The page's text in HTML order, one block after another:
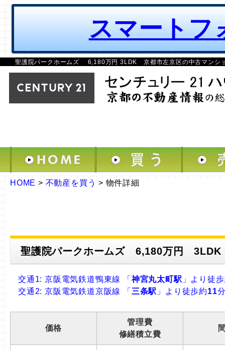
スマートフ
聖護院パークホームズ 6,180万円 3LDK 京都市左京区の中古マンシ
HOME > 不動産を買う > 物件詳細
聖護院パークホームズ 6,180万円 3LDK
交通1: 京阪電気鉄道鴨東線 「神宮丸太町駅 」より徒
交通2: 京阪電気鉄道京阪線 「 三条駅 」より徒歩約11
価格
管理費
修繕積立費